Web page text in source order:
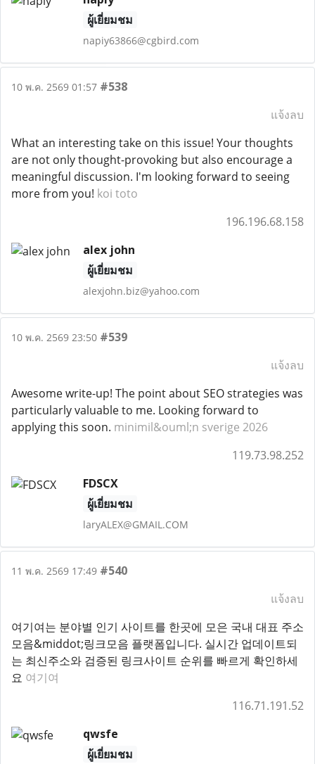
ผู้เยี่ยมชม
napiy63866@cgbird.com
10 พ.ค. 2569 01:57 #538
แจ้งลบ
What an interesting take on this issue! Your thoughts
are not only thought-provoking but also encourage a
meaningful discussion. I'm looking forward to seeing
more from you! koi toto
196.196.68.158
alex john
ผู้เยี่ยมชม
alexjohn.biz@yahoo.com
10 พ.ค. 2569 23:50 #539
แจ้งลบ
Awesome write-up! The point about SEO strategies was
particularly valuable to me. Looking forward to
applying this soon. minimil&ouml;n sverige 2026
119.73.98.252
FDSCX
ผู้เยี่ยมชม
laryALEX@GMAIL.COM
11 พ.ค. 2569 17:49 #540
แจ้งลบ
여기여는 분야별 인기 사이트를 한곳에 모은 국내 대표 주소
모음&middot;링크모음 플랫폼입니다. 실시간 업데이트되
는 최신주소와 검증된 링크사이트 순위를 빠르게 확인하세
요 여기여
116.71.191.52
qwsfe
ผู้เยี่ยมชม